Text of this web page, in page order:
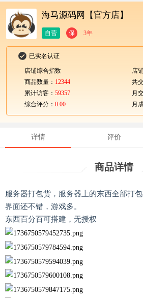
海马源码网【官方店】
自营 保 3年
已实名认证
店铺综合指数
商品数量： 12344
累计访客： 59357
综合评分： 0.00
店
共
月
月
详情 评价
商品详情
服务器打包货，服务器上的东西全部打
界面还不错，游戏多。
东西百分百可搭建，无授权